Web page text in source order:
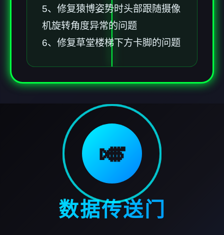
5、修复猿博姿势时头部跟随摄像
机旋转角度异常的问题
6、修复草堂楼梯下方卡脚的问题
🎺
数据传送门